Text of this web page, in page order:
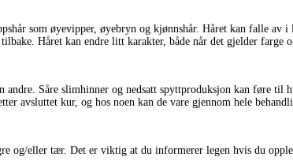
som øyevipper, øyebryn og kjønnshår. Håret kan falle
Håret kan endre litt karakter, både når det gjelder
Såre slimhinner og nedsatt spyttproduksjon kan føre
avsluttet kur, og hos noen kan de vare gjennom hele
eller tær. Det er viktig at du informerer legen hvis du